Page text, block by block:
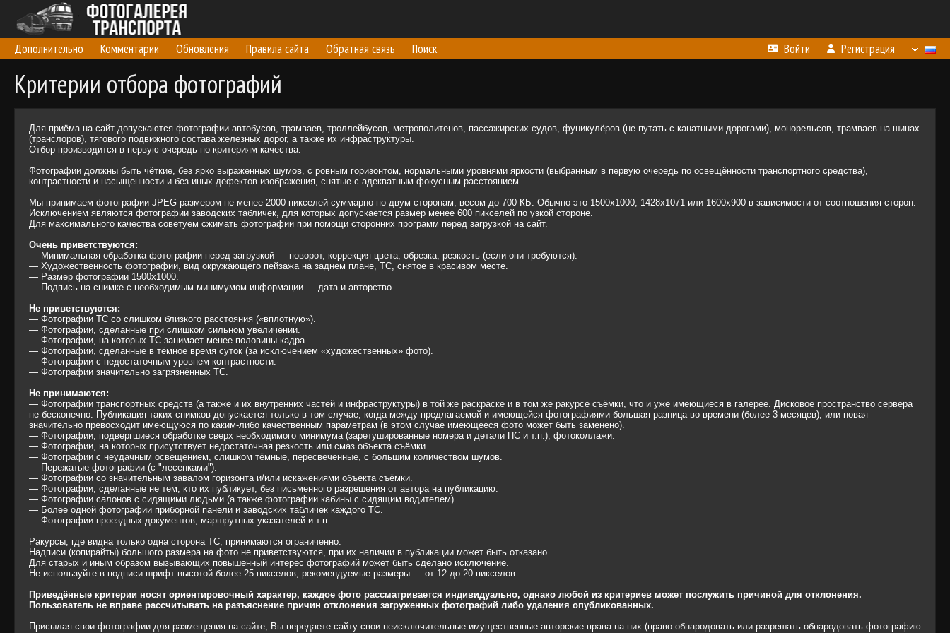
Дополнительно Комментарии Обновления Правила сайта Обратная связь Поиск Войти Регистрация
Критерии отбора фотографий
Для приёма на сайт допускаются фотографии автобусов, трамваев, троллейбусов, метрополитенов, пассажирских судов, фуникулёров (не путать с канатными дорогами), монорельсов, трамваев на шинах
(транслоров), тягового подвижного состава железных дорог, а также их инфраструктуры.
Отбор производится в первую очередь по критериям качества.
Фотографии должны быть чёткие, без ярко выраженных шумов, с ровным горизонтом, нормальными уровнями яркости (выбранным в первую очередь по освещённости транспортного средства),
контрастности и насыщенности и без иных дефектов изображения, снятые с адекватным фокусным расстоянием.
Мы принимаем фотографии JPEG размером не менее 2000 пикселей суммарно по двум сторонам, весом до 700 КБ. Обычно это 1500х1000, 1428х1071 или 1600х900 в зависимости от соотношения сторон.
Исключением являются фотографии заводских табличек, для которых допускается размер менее 600 пикселей по узкой стороне.
Для максимального качества советуем сжимать фотографии при помощи сторонних программ перед загрузкой на сайт.
Очень приветствуются:
— Минимальная обработка фотографии перед загрузкой — поворот, коррекция цвета, обрезка, резкость (если они требуются).
— Художественность фотографии, вид окружающего пейзажа на заднем плане, ТС, снятое в красивом месте.
— Размер фотографии 1500х1000.
— Подпись на снимке с необходимым минимумом информации — дата и авторство.
Не приветствуются:
— Фотографии ТС со слишком близкого расстояния («вплотную»).
— Фотографии, сделанные при слишком сильном увеличении.
— Фотографии, на которых ТС занимает менее половины кадра.
— Фотографии, сделанные в тёмное время суток (за исключением «художественных» фото).
— Фотографии с недостаточным уровнем контрастности.
— Фотографии значительно загрязнённых ТС.
Не принимаются:
— Фотографии транспортных средств (а также и их внутренних частей и инфраструктуры) в той же раскраске и в том же ракурсе съёмки, что и уже имеющиеся в галерее. Дисковое пространство сервера
не бесконечно. Публикация таких снимков допускается только в том случае, когда между предлагаемой и имеющейся фотографиями большая разница во времени (более 3 месяцев), или новая
значительно превосходит имеющуюся по каким-либо качественным параметрам (в этом случае имеющееся фото может быть заменено).
— Фотографии, подвергшиеся обработке сверх необходимого минимума (заретушированные номера и детали ПС и т.п.), фотоколлажи.
— Фотографии, на которых присутствует недостаточная резкость или смаз объекта съёмки.
— Фотографии с неудачным освещением, слишком тёмные, пересвеченные, с большим количеством шумов.
— Пережатые фотографии (с "лесенками").
— Фотографии со значительным завалом горизонта и/или искажениями объекта съёмки.
— Фотографии, сделанные не тем, кто их публикует, без письменного разрешения от автора на публикацию.
— Фотографии салонов с сидящими людьми (а также фотографии кабины с сидящим водителем).
— Более одной фотографии приборной панели и заводских табличек каждого ТС.
— Фотографии проездных документов, маршрутных указателей и т.п.
Ракурсы, где видна только одна сторона ТС, принимаются ограниченно.
Надписи (копирайты) большого размера на фото не приветствуются, при их наличии в публикации может быть отказано.
Для старых и иным образом вызывающих повышенный интерес фотографий может быть сделано исключение.
Не используйте в подписи шрифт высотой более 25 пикселов, рекомендуемые размеры — от 12 до 20 пикселов.
Приведённые критерии носят ориентировочный характер, каждое фото рассматривается индивидуально, однако любой из критериев может послужить причиной для отклонения.
Пользователь не вправе рассчитывать на разъяснение причин отклонения загруженных фотографий либо удаления опубликованных.
Присылая свои фотографии для размещения на сайте, Вы передаете сайту свои неисключительные имущественные авторские права на них (право обнародовать или разрешать обнародовать фотографию